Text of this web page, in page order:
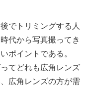
でトリミングする人
代から写真撮ってき
いポイントである。
てどれも広角レンズ
広角レンズの方が需